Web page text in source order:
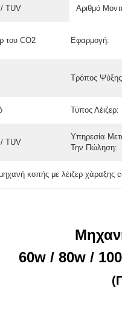
TUV Αριθμό
του CO2 Εφαρμογή:
Τρόπος
Τύπος Λέιζερ:
TUV
Υπηρεσία
Την Πώληση:
κοπής με λέιζερ χάραξης
60w / 80w /